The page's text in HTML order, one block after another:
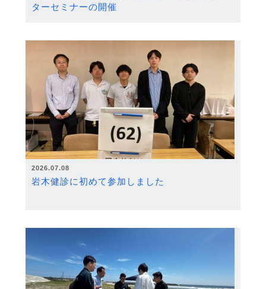
ターセミナーの開催
2026.07.08
岩木健診に初めて参加しました